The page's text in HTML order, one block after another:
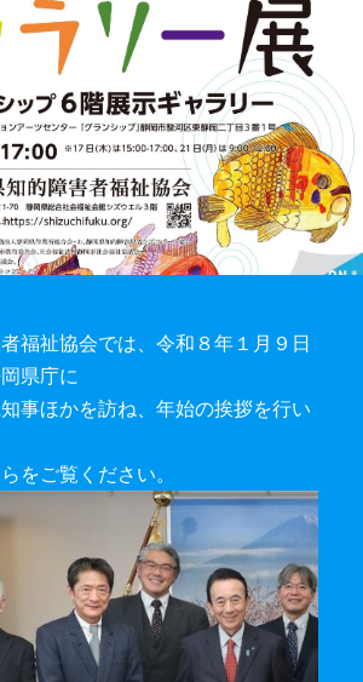
福祉協会では、令和８年１月９日
県庁に
事ほかを訪ね、年始の挨拶を行い
をご覧ください。